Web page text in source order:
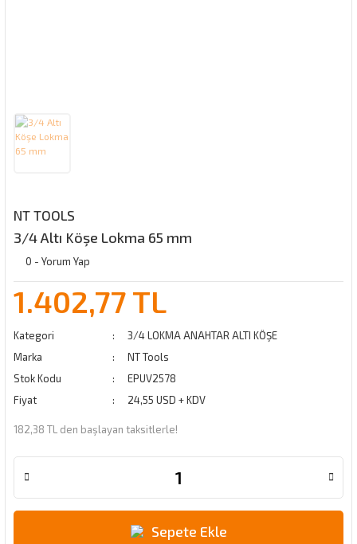
NT TOOLS
3/4 Altı Köşe Lokma 65 mm
0 - Yorum Yap
1.402,77 TL
Kategori
3/4 LOKMA ANAHTAR ALTI KÖŞE
Marka
NT Tools
Stok Kodu
EPUV2578
Fiyat
24,55 USD + KDV
182,38 TL den başlayan taksitlerle!
Sepete Ekle